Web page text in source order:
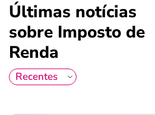
Últimas notícias
sobre Imposto de
Renda